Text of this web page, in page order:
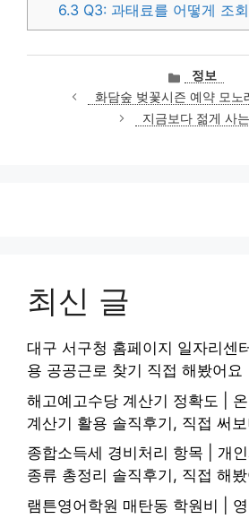
6.3 Q3: 과태료를 어떻게 조
카
테
고
리
정보
화담숲 벚꽃시즌 예약 모노
지금보다 젊게 사
최신 글
대구 서구청 홈페이지 일자리센
용 공공근로 찾기 직접 해봤어요
해고예고수당 계산기 정확도 |
계산기 활용 솔직후기, 직접 써
종합소득세 경비처리 항목 | 개
종류 총정리 솔직후기, 직접 해
램튼영어학원 매탄동 학원비 |